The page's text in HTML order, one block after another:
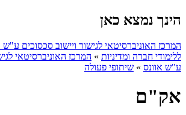
הינך נמצא כאן
המרכז האוניברסיטאי לגישור ויישוב סכסוכים ע"ש
ללימודי חברה ומדיניות » המרכז האוניברסיטאי
ע"ש אוונס » שיתופי פעולה
אק"ם